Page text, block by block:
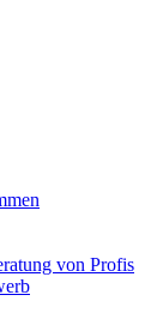
von Profis